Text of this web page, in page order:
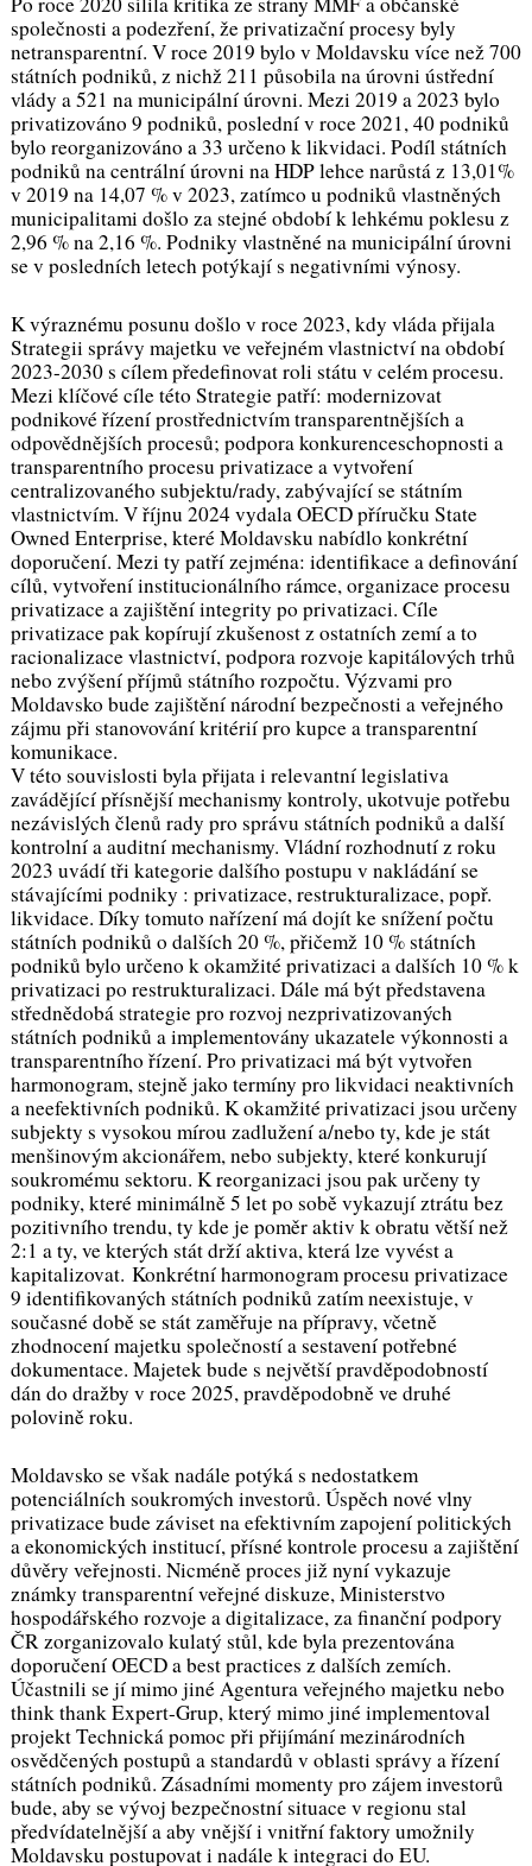
společnosti a podezření, že privatizační procesy byly
netransparentní. V roce 2019 bylo v Moldavsku více než 700
státních podniků, z nichž 211 působila na úrovni ústřední
vlády a 521 na municipální úrovni. Mezi 2019 a 2023 bylo
privatizováno 9 podniků, poslední v roce 2021, 40 podniků
bylo reorganizováno a 33 určeno k likvidaci. Podíl státních
podniků na centrální úrovni na HDP lehce narůstá z 13,01%
v 2019 na 14,07 % v 2023, zatímco u podniků vlastněných
municipalitami došlo za stejné období k lehkému poklesu z
2,96 % na 2,16 %. Podniky vlastněné na municipální úrovni
se v posledních letech potýkají s negativními výnosy.
K výraznému posunu došlo v roce 2023, kdy vláda přijala
Strategii správy majetku ve veřejném vlastnictví na období
2023-2030 s cílem předefinovat roli státu v celém procesu.
Mezi klíčové cíle této Strategie patří: modernizovat
podnikové řízení prostřednictvím transparentnějších a
odpovědnějších procesů; podpora konkurenceschopnosti a
transparentního procesu privatizace a vytvoření
centralizovaného subjektu/rady, zabývající se státním
vlastnictvím. V říjnu 2024 vydala OECD příručku State
Owned Enterprise, které Moldavsku nabídlo konkrétní
doporučení. Mezi ty patří zejména: identifikace a definování
cílů, vytvoření institucionálního rámce, organizace procesu
privatizace a zajištění integrity po privatizaci. Cíle
privatizace pak kopírují zkušenost z ostatních zemí a to
racionalizace vlastnictví, podpora rozvoje kapitálových trhů
nebo zvýšení příjmů státního rozpočtu. Výzvami pro
Moldavsko bude zajištění národní bezpečnosti a veřejného
zájmu při stanovování kritérií pro kupce a transparentní
komunikace.
V této souvislosti byla přijata i relevantní legislativa
zavádějící přísnější mechanismy kontroly, ukotvuje potřebu
nezávislých členů rady pro správu státních podniků a další
kontrolní a auditní mechanismy. Vládní rozhodnutí z roku
2023 uvádí tři kategorie dalšího postupu v nakládání se
stávajícími podniky : privatizace, restrukturalizace, popř.
likvidace. Díky tomuto nařízení má dojít ke snížení počtu
státních podniků o dalších 20 %, přičemž 10 % státních
podniků bylo určeno k okamžité privatizaci a dalších 10 % k
privatizaci po restrukturalizaci. Dále má být představena
střednědobá strategie pro rozvoj nezprivatizovaných
státních podniků a implementovány ukazatele výkonnosti a
transparentního řízení. Pro privatizaci má být vytvořen
harmonogram, stejně jako termíny pro likvidaci neaktivních
a neefektivních podniků. K okamžité privatizaci jsou určeny
subjekty s vysokou mírou zadlužení a/nebo ty, kde je stát
menšinovým akcionářem, nebo subjekty, které konkurují
soukromému sektoru. K reorganizaci jsou pak určeny ty
podniky, které minimálně 5 let po sobě vykazují ztrátu bez
pozitivního trendu, ty kde je poměr aktiv k obratu větší než
2:1 a ty, ve kterých stát drží aktiva, která lze vyvést a
kapitalizovat. Konkrétní harmonogram procesu privatizace
9 identifikovaných státních podniků zatím neexistuje, v
současné době se stát zaměřuje na přípravy, včetně
zhodnocení majetku společností a sestavení potřebné
dokumentace. Majetek bude s největší pravděpodobností
dán do dražby v roce 2025, pravděpodobně ve druhé
polovině roku.
Moldavsko se však nadále potýká s nedostatkem
potenciálních soukromých investorů. Úspěch nové vlny
privatizace bude záviset na efektivním zapojení politických
a ekonomických institucí, přísné kontrole procesu a zajištění
důvěry veřejnosti. Nicméně proces již nyní vykazuje
známky transparentní veřejné diskuze, Ministerstvo
hospodářského rozvoje a digitalizace, za finanční podpory
ČR zorganizovalo kulatý stůl, kde byla prezentována
doporučení OECD a best practices z dalších zemích.
Účastnili se jí mimo jiné Agentura veřejného majetku nebo
think thank Expert-Grup, který mimo jiné implementoval
projekt Technická pomoc při přijímání mezinárodních
osvědčených postupů a standardů v oblasti správy a řízení
státních podniků. Zásadními momenty pro zájem investorů
bude, aby se vývoj bezpečnostní situace v regionu stal
předvídatelnější a aby vnější i vnitřní faktory umožnily
Moldavsku postupovat i nadále k integraci do EU.